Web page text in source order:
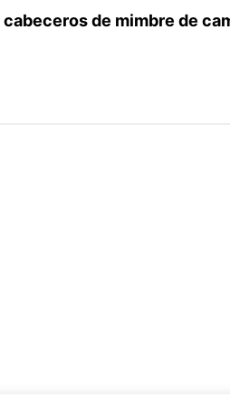
cabeceros de mimbre de